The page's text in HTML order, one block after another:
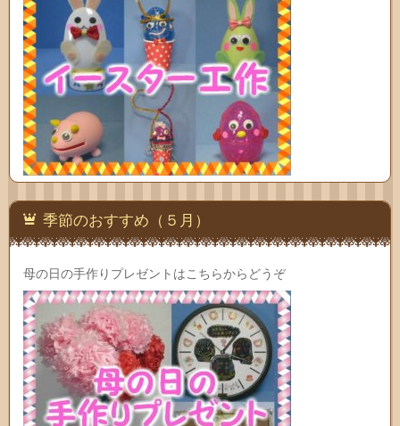
季節のおすすめ（５月）
母の日の手作りプレゼントはこちらからどうぞ